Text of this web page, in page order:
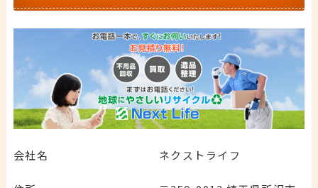
会社名 ネクストライフ